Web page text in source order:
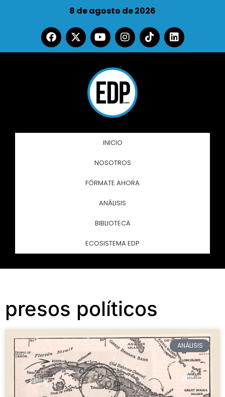
8 de agosto de 2026
INICIO
NOSOTROS
FÓRMATE AHORA
ANÁLISIS
BIBLIOTECA
ECOSISTEMA EDP
presos políticos
ANÁLISIS